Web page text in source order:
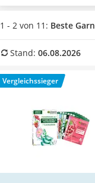
Nackenmassagegerät
Zeckenschutz Katze
Philips-Sonicare-
Mineralfutter Pferd
Massagegerät
Diversen Tests im
jünger aussehen.
Haut mit einem
hier im August 2026
Tuchmasken-Set
Eigenschaften.
1 - 2 von 11: Beste
Stand: 06.08.2026
Vergleichssieger